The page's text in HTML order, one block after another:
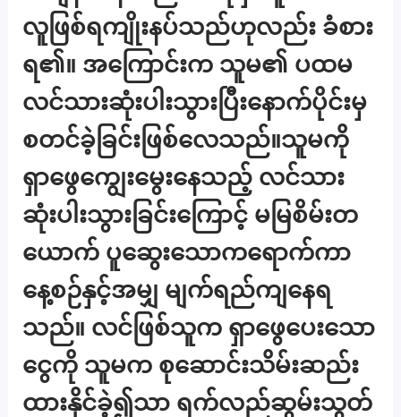
လူဖြစ်ရကျိုးနပ်သည်ဟုလည်း ခံစား
ရ၏။ အကြောင်းက သူမ၏ ပထမ
လင်သားဆုံးပါးသွားပြီးနောက်ပိုင်းမှ
စတင်ခဲ့ခြင်းဖြစ်လေသည်။သူမကို
ရှာဖွေကျွေးမွေးနေသည့် လင်သား
ဆုံးပါးသွားခြင်းကြောင့် မမြစိမ်းတ
ယောက် ပူဆွေးသောကရောက်ကာ
နေ့စဉ်နှင့်အမျှ မျက်ရည်ကျနေရ
သည်။ လင်ဖြစ်သူက ရှာဖွေပေးသော
ငွေကို သူမက စုဆောင်းသိမ်းဆည်း
ထားနိုင်ခဲ့၍သာ ရက်လည်ဆွမ်းသွတ်